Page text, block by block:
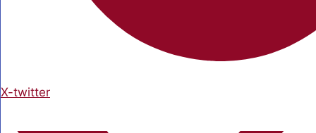
X-twitter